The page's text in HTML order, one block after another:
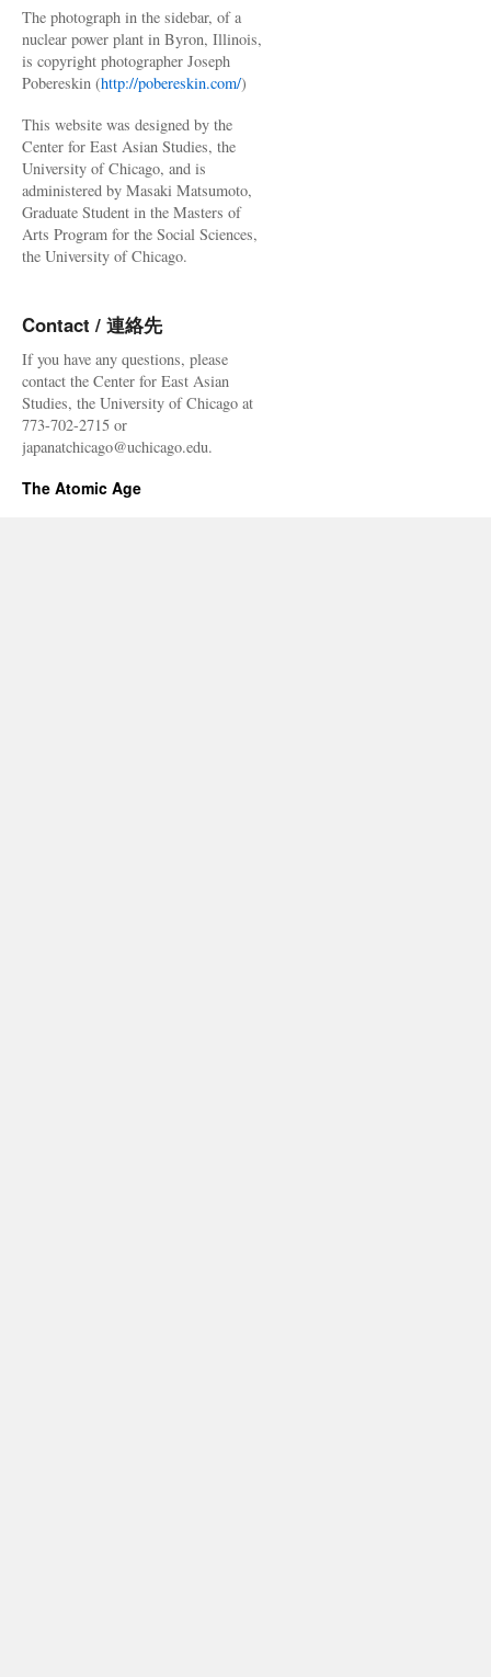
The photograph in the sidebar, of a
nuclear power plant in Byron, Illinois,
is copyright photographer Joseph
Pobereskin (http://pobereskin.com/)
This website was designed by the
Center for East Asian Studies, the
University of Chicago, and is
administered by Masaki Matsumoto,
Graduate Student in the Masters of
Arts Program for the Social Sciences,
the University of Chicago.
Contact / 連絡先
If you have any questions, please
contact the Center for East Asian
Studies, the University of Chicago at
773-702-2715 or
japanatchicago@uchicago.edu.
The Atomic Age